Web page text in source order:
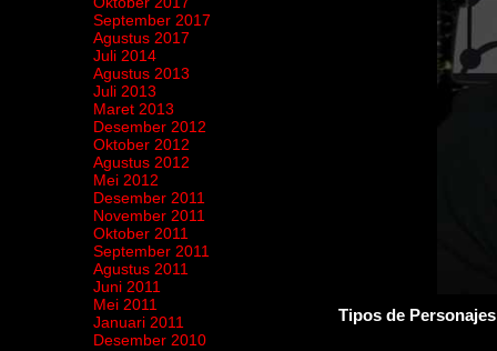
September 2017
Agustus 2017
Juli 2014
Agustus 2013
Juli 2013
Maret 2013
Desember 2012
Oktober 2012
Agustus 2012
Mei 2012
Desember 2011
November 2011
Oktober 2011
September 2011
Agustus 2011
Juni 2011
Mei 2011
Januari 2011
Desember 2010
Tipos de